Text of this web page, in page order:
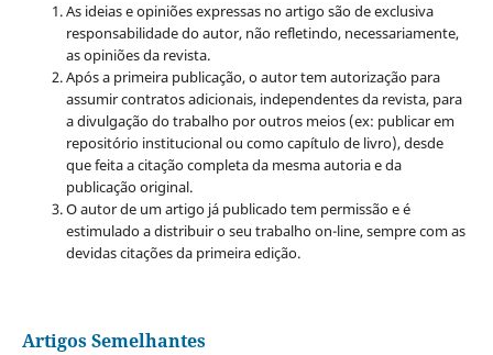
As ideias e opiniões expressas no artigo são de exclusiva
responsabilidade do autor, não refletindo, necessariamente,
as opiniões da revista.
Após a primeira publicação, o autor tem autorização para
assumir contratos adicionais, independentes da revista, para
a divulgação do trabalho por outros meios (ex: publicar em
repositório institucional ou como capítulo de livro), desde
que feita a citação completa da mesma autoria e da
publicação original.
O autor de um artigo já publicado tem permissão e é
estimulado a distribuir o seu trabalho on-line, sempre com as
devidas citações da primeira edição.
Artigos Semelhantes